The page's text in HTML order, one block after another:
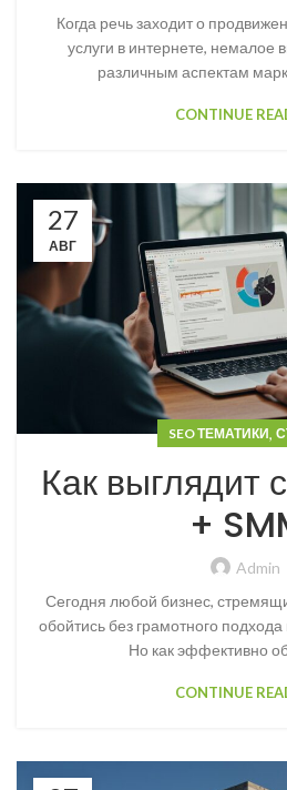
Когда речь заходит о
услуги в интернете, немалое
различным аспектам
CONTINUE
27
АВГ
SEO ТЕМАТИКИ,
Как выглядит
+
Admin
Сегодня любой бизнес,
обойтись без грамотного
Но как эффективно
CONTINUE